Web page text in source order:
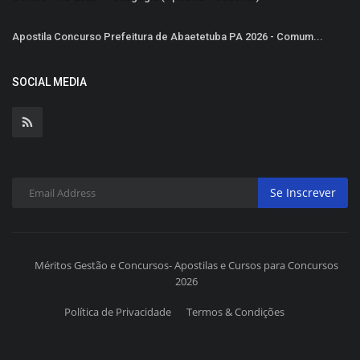
Apostila Concurso Prefeitura de Abaetetuba PA 2026 - Comum...
SOCIAL MEDIA
Se Inscrever
Méritos Gestão e Concursos- Apostilas e Cursos para Concursos
2026
Política de Privacidade Termos & Condições